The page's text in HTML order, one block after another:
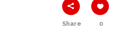
Share 0